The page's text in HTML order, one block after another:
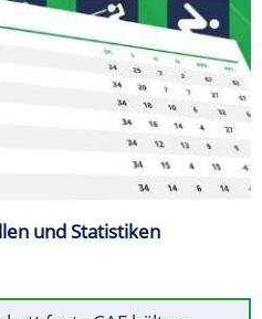
und Statistiken